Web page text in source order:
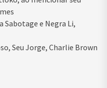
Sabotage e Negra Li,
Seu Jorge, Charlie Brown